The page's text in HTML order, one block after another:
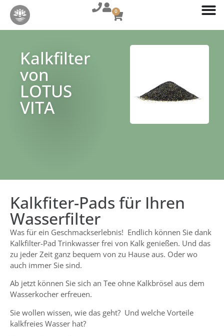
0
Kalkfilter
von
LOTUS
VITA​
Kalkfiter-Pads für Ihren
Wasserfilter
Was für ein Geschmackserlebnis! Endlich können Sie dank
Kalkfilter-Pad Trinkwasser frei von Kalk genießen. Und das
zu jeder Zeit ganz bequem von zu Hause aus. Oder wo
auch immer Sie sind.
Ab jetzt können Sie sich an Tee ohne Kalkbrösel aus dem
Wasserkocher erfreuen.
Sie wollen wissen, wie das geht? Und welche Vorteile
kalkfreies Wasser hat?